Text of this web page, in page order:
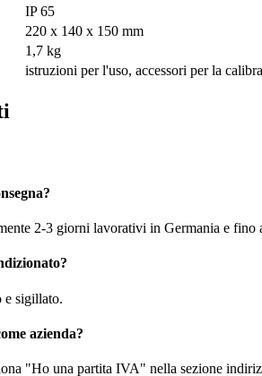
IP 65
220 x 140 x 150 mm
1,7 kg
istruzioni per l'uso, accessori per la
2-3 giorni lavorativi in Germania e
e sigillato.
azienda?
"Ho una partita IVA" nella sezione